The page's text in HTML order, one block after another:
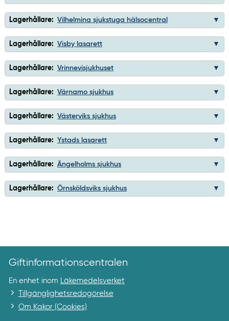
Lagerhållare: Vilhelmina sjukstuga hälsocentral
Lagerhållare: Visby lasarett
Lagerhållare: Vrinnevisjukhuset
Lagerhållare: Värnamo sjukhus
Lagerhållare: Västerviks sjukhus
Lagerhållare: Ystads lasarett
Lagerhållare: Ängelholms sjukhus
Lagerhållare: Örnsköldsviks sjukhus
Giftinformationscentralen
En enhet inom
Läkemedelsverket
Tillgänglighetsredogörelse
Om Kakor (Cookies)